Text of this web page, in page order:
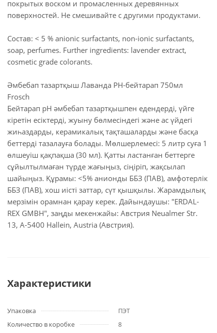
покрытых воском и промасленных деревянных
поверхностей. Не смешивайте с другими продуктами.
Состав: < 5 % anionic surfactants, non-ionic surfactants,
soap, perfumes. Further ingredients: lavender extract,
cosmetic grade colorants.
Әмбебап тазартқыш Лаванда РН-бейтарап 750мл
Frosch
Бейтарап рН әмбебап тазартқышпен едендерді, үйге
кіретін есіктерді, жуыну бөлмесіндегі және ас үйдегі
жиһаздарды, керамикалық тақташаларды және басқа
беттерді тазалауға болады. Мөлшерлемесі: 5 литр суға 1
өлшеуіш қақпақша (30 мл). Қатты ластанған беттерге
сұйылтылмаған түрде жағыңыз, сіңіріп, жақсылап
шайыңыз. Құрамы: <5% анионды ББЗ (ПАВ), амфотерлік
ББЗ (ПАВ), хош иісті заттар, сүт қышқылы. Жарамдылық
мерзімін орамнан қарау керек. Дайындаушы: "ERDAL-
REX GMBH", заңды мекенжайы: Австрия Neualmer Str.
13, А-5400 Hallein, Austria (Австрия).
Характеристики
Упаковка
ПЭТ
Количество в коробке
8